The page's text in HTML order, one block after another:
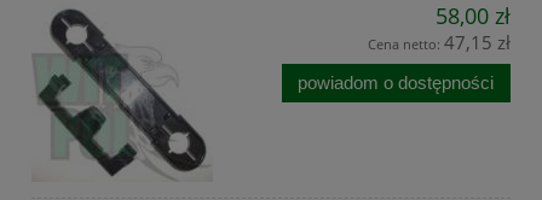
58,00 zł
Cena netto: 47,15 zł
powiadom o dostępności